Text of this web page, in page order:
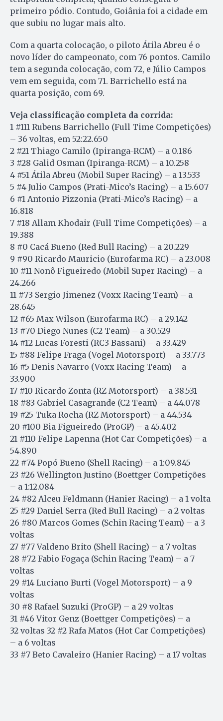
primeiro pódio. Contudo, Goiânia foi a cidade em
que subiu no lugar mais alto.
Com a quarta colocação, o piloto Átila Abreu é o
novo líder do campeonato, com 76 pontos. Camilo
tem a segunda colocação, com 72, e Júlio Campos
vem em seguida, com 71. Barrichello está na
quarta posição, com 69.
Veja classificação completa da corrida:
1 #111 Rubens Barrichello (Full Time Competições)
– 36 voltas, em 52:22.650
2 #21 Thiago Camilo (Ipiranga-RCM) – a 0.186
3 #28 Galid Osman (Ipiranga-RCM) – a 10.258
4 #51 Átila Abreu (Mobil Super Racing) – a 13.533
5 #4 Julio Campos (Prati-Mico’s Racing) – a 15.607
6 #1 Antonio Pizzonia (Prati-Mico’s Racing) – a
16.818
7 #18 Allam Khodair (Full Time Competições) – a
19.388
8 #0 Cacá Bueno (Red Bull Racing) – a 20.229
9 #90 Ricardo Mauricio (Eurofarma RC) – a 23.008
10 #11 Nonô Figueiredo (Mobil Super Racing) – a
24.266
11 #73 Sergio Jimenez (Voxx Racing Team) – a
28.645
12 #65 Max Wilson (Eurofarma RC) – a 29.142
13 #70 Diego Nunes (C2 Team) – a 30.529
14 #12 Lucas Foresti (RC3 Bassani) – a 33.429
15 #88 Felipe Fraga (Vogel Motorsport) – a 33.773
16 #5 Denis Navarro (Voxx Racing Team) – a
33.900
17 #10 Ricardo Zonta (RZ Motorsport) – a 38.531
18 #83 Gabriel Casagrande (C2 Team) – a 44.078
19 #25 Tuka Rocha (RZ Motorsport) – a 44.534
20 #100 Bia Figueiredo (ProGP) – a 45.402
21 #110 Felipe Lapenna (Hot Car Competições) – a
54.890
22 #74 Popó Bueno (Shell Racing) – a 1:09.845
23 #26 Wellington Justino (Boettger Competições
– a 1:12.084
24 #82 Alceu Feldmann (Hanier Racing) – a 1 volta
25 #29 Daniel Serra (Red Bull Racing) – a 2 voltas
26 #80 Marcos Gomes (Schin Racing Team) – a 3
voltas
27 #77 Valdeno Brito (Shell Racing) – a 7 voltas
28 #72 Fabio Fogaça (Schin Racing Team) – a 7
voltas
29 #14 Luciano Burti (Vogel Motorsport) – a 9
voltas
30 #8 Rafael Suzuki (ProGP) – a 29 voltas
31 #46 Vitor Genz (Boettger Competições) – a
32 voltas 32 #2 Rafa Matos (Hot Car Competições)
– a 6 voltas
33 #7 Beto Cavaleiro (Hanier Racing) – a 17 voltas